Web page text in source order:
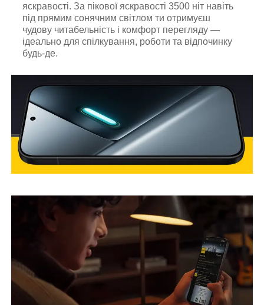
яскравості. За пікової яскравості 3500 ніт навіть
під прямим сонячним світлом ти отримуєш
чудову читабельність і комфорт перегляду —
ідеально для спілкування, роботи та відпочинку
будь-де.